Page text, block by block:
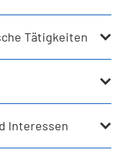
Tätigkeiten
Interessen